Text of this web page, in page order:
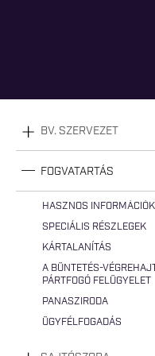
BV. SZERVEZET
FOGVATARTÁS
HASZNOS INFORMÁCIÓK
SPECIÁLIS RÉSZLEGEK
KÁRTALANÍTÁS
A BÜNTETÉS-
PÁRTFOGÓ FELÜGYELET
PANASZIRODA
ÜGYFÉLFOGADÁS